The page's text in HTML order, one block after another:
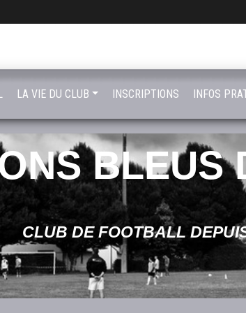
BLEUS
CLUB DE FOOTBALL
LA VIE DU CLUB INSCRIPTIONS INFOS